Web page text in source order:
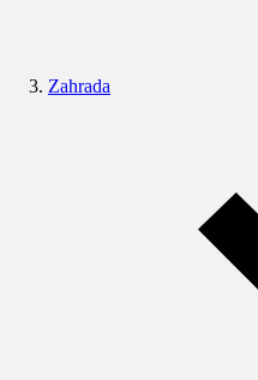
Zahrada